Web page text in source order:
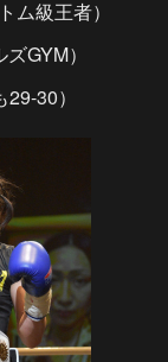
ム級王者）
GYM）
30）